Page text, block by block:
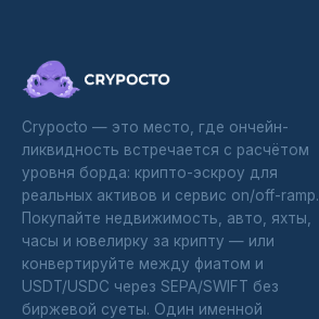
Crypocto — это место, где ончейн-
ликвидность встречается с расчётом
уровня борда: крипто-эскроу для
реальных активов и сервис on/off-ramp.
Покупайте недвижимость, авто, яхты,
часы и ювелирку за крипту — или
конвертируйте между фиатом и
USDT/USDC через SEPA/SWIFT без
биржевой суеты. Один именной